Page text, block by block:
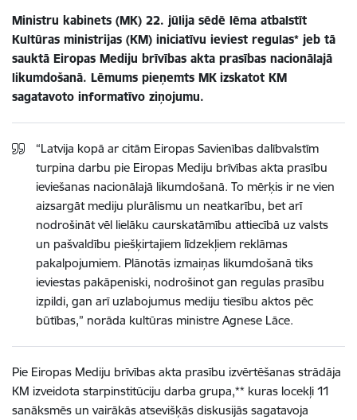
Ministru kabinets (MK) 22. jūlija sēdē lēma atbalstīt
Kultūras ministrijas (KM) iniciatīvu ieviest regulas* jeb tā
sauktā Eiropas Mediju brīvības akta prasības nacionālajā
likumdošanā. Lēmums pieņemts MK izskatot KM
sagatavoto informatīvo ziņojumu.
“Latvija kopā ar citām Eiropas Savienības dalībvalstīm
turpina darbu pie Eiropas Mediju brīvības akta prasību
ieviešanas nacionālajā likumdošanā. To mērķis ir ne vien
aizsargāt mediju plurālismu un neatkarību, bet arī
nodrošināt vēl lielāku caurskatāmību attiecībā uz valsts
un pašvaldību piešķirtajiem līdzekļiem reklāmas
pakalpojumiem. Plānotās izmaiņas likumdošanā tiks
ieviestas pakāpeniski, nodrošinot gan regulas prasību
izpildi, gan arī uzlabojumus mediju tiesību aktos pēc
būtības,” norāda kultūras ministre Agnese Lāce.
Pie Eiropas Mediju brīvības akta prasību izvērtēšanas strādāja
KM izveidota starpinstitūciju darba grupa,** kuras locekļi 11
sanāksmēs un vairākās atsevišķās diskusijās sagatavoja